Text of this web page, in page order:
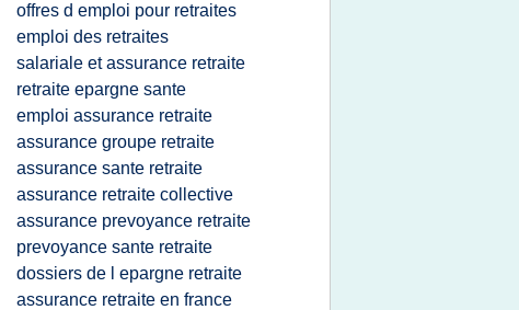
offres d emploi pour retraites
emploi des retraites
salariale et assurance retraite
retraite epargne sante
emploi assurance retraite
assurance groupe retraite
assurance sante retraite
assurance retraite collective
assurance prevoyance retraite
prevoyance sante retraite
dossiers de l epargne retraite
assurance retraite en france